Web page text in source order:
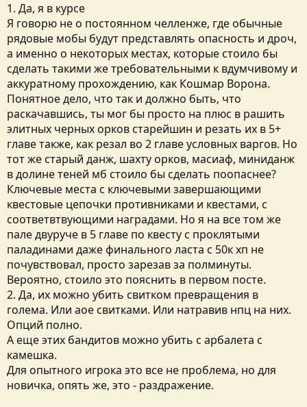
1. Да, я в курсе
Я говорю не о постоянном челленже, где обычные
рядовые мобы будут представлять опасность и дроч,
а именно о некоторых местах, которые стоило бы
сделать такими же требовательными к вдумчивому и
аккуратному прохождению, как Кошмар Ворона.
Понятное дело, что так и должно быть, что
раскачавшись, ты мог бы просто на плюс в рашить
элитных черных орков старейшин и резать их в 5+
главе также, как резал во 2 главе условных варгов. Но
тот же старый данж, шахту орков, масиаф, миниданж
в долине теней мб стоило бы сделать поопаснее?
Ключевые места с ключевыми завершающими
квестовые цепочки противниками и квестами, с
соответвтвующими наградами. Но я на все том же
пале двуруче в 5 главе по квесту с проклятыми
паладинами даже финального ласта с 50к хп не
почувствовал, просто зарезав за полминуты.
Вероятно, стоило это пояснить в первом посте.
2. Да, их можно убить свитком превращения в
голема. Или аое свитками. Или натравив нпц на них.
Опций полно.
А еще этих бандитов можно убить с арбалета с
камешка.
Для опытного игрока это все не проблема, но для
новичка, опять же, это - раздражение.